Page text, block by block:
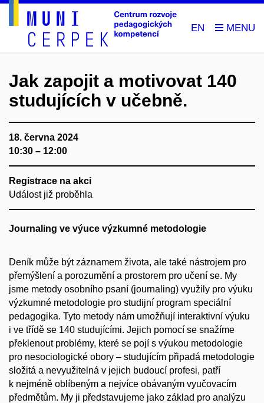
EN
Jak zapojit a motivovat 140
studujících v učebně.
18. června 2024
10:30 – 12:00
Registrace na akci
Událost již proběhla
Journaling ve výuce výzkumné metodologie
Deník může být záznamem života, ale také nástrojem pro
přemýšlení a porozumění a prostorem pro učení se. My
jsme metody osobního psaní (journaling) využily pro výuku
výzkumné metodologie pro studijní program speciální
pedagogika. Tyto metody nám umožňují interaktivní výuku
i ve třídě se 140 studujícími. Jejich pomocí se snažíme
překlenout problémy, které se pojí s výukou metodologie
pro nesociologické obory – studujícím připadá metodologie
složitá a nevyužitelná v jejich budoucí profesi, patří
k nejméně oblíbeným a nejvíce obávaným vyučovacím
předmětům. My ji představujeme jako základ pro analýzu